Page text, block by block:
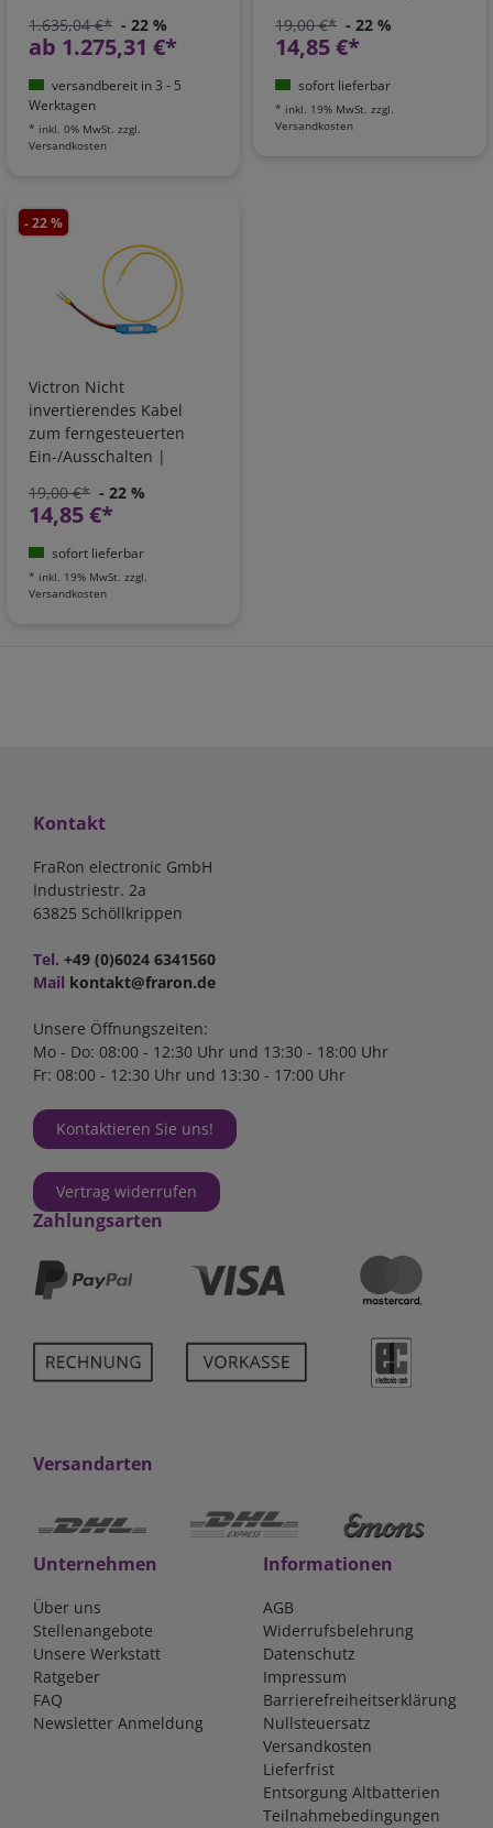
1.635,04 €* - 22 %
ab 1.275,31 €*
versandbereit in 3 - 5
Werktagen
* inkl. 0% MwSt. zzgl.
Versandkosten
19,00 €* - 22 %
14,85 €*
sofort lieferbar
* inkl. 19% MwSt. zzgl.
Versandkosten
- 22 %
Victron Nicht
invertierendes Kabel
zum ferngesteuerten
Ein-/Ausschalten |
19,00 €* - 22 %
14,85 €*
sofort lieferbar
* inkl. 19% MwSt. zzgl.
Versandkosten
Kontakt
FraRon electronic GmbH
Industriestr. 2a
63825 Schöllkrippen
Tel. +49 (0)6024 6341560
Mail kontakt@fraron.de
Unsere Öffnungszeiten:
Mo - Do: 08:00 - 12:30 Uhr und 13:30 - 18:00 Uhr
Fr: 08:00 - 12:30 Uhr und 13:30 - 17:00 Uhr
Kontaktieren Sie uns!
Vertrag widerrufen
Zahlungsarten
Versandarten
Unternehmen
Über uns
Stellenangebote
Unsere Werkstatt
Ratgeber
FAQ
Newsletter Anmeldung
Informationen
AGB
Widerrufsbelehrung
Datenschutz
Impressum
Barrierefreiheitserklärung
Nullsteuersatz
Versandkosten
Lieferfrist
Entsorgung Altbatterien
Teilnahmebedingungen